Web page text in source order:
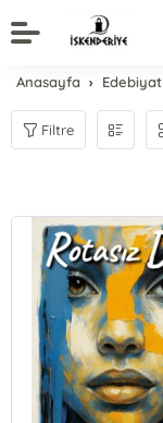
Anasayfa Edebiyat
Filtre